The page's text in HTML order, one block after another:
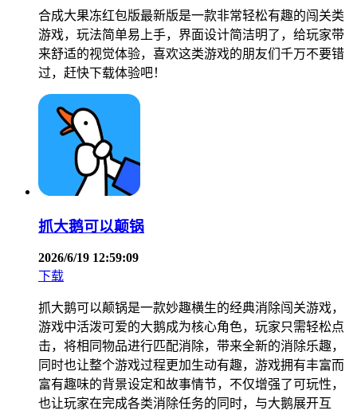
合成大果冻红包版最新版是一款非常轻松有趣的闯关类
游戏，玩法简单易上手，界面设计简洁明了，给玩家带
来舒适的视觉体验，喜欢这类游戏的朋友们千万不要错
过，赶快下载体验吧！
抓大鹅可以颠锅
2026/6/19 12:59:09
下载
抓大鹅可以颠锅是一款妙趣横生的经典消除闯关游戏，
游戏中活泼可爱的大鹅成为核心角色，玩家只需轻松点
击，将相同物品进行匹配消除，带来全新的消除乐趣，
同时也让整个游戏过程更加生动有趣，游戏拥有丰富而
富有趣味的背景设定和故事情节，不仅增强了可玩性，
也让玩家在完成各类消除任务的同时，与大鹅展开互